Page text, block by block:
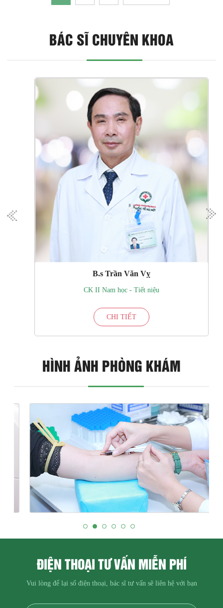
BÁC SĨ CHUYÊN KHOA
B.s Trần Văn Vỵ
CK II Nam học - Tiết niệu
CHI TIẾT
HÌNH ẢNH PHÒNG KHÁM
ĐIỆN THOẠI TƯ VẤN MIỄN PHÍ
Vui lòng để lại số điện thoại, bác sĩ tư vấn sẽ liên hệ với bạn